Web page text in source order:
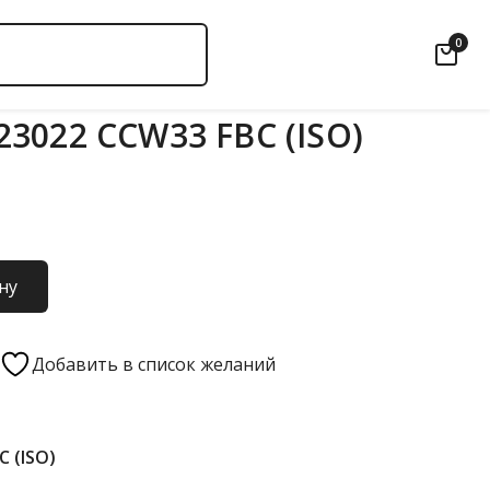
0
CCW33 FBC (ISO)
Добавить в список желаний
(ISO)